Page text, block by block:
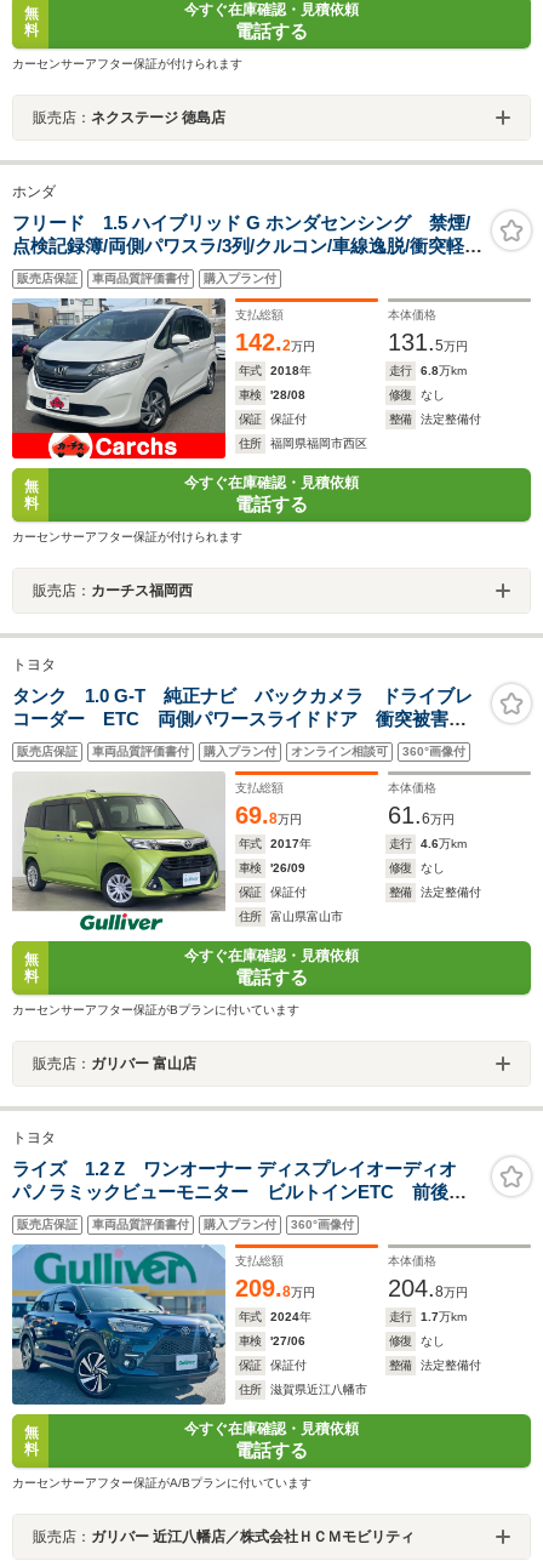
無
料
今すぐ在庫確認・見積依頼
電話する
カーセンサーアフター保証が付けられます
販売店： ネクステージ 徳島店
ホンダ
フリード 1.5 ハイブリッド G ホンダセンシング 禁煙/
点検記録簿/両側パワスラ/3列/クルコン/車線逸脱/衝突軽
減/Bカメ/ドラレコ/ETC/LED
販売店保証 車両品質評価書付 購入プラン付
支払総額
142.2万円
本体価格
131.5万円
年式
2018年 走行 6.8万km
車検
'28/08 修復
なし
保証
保証付 整備
法定整備付
住所
福岡県福岡市西区
無
料
今すぐ在庫確認・見積依頼
電話する
カーセンサーアフター保証が付けられます
販売店： カーチス福岡西
トヨタ
タンク 1.0 G-T 純正ナビ バックカメラ ドライブレ
コーダー ETC 両側パワースライドドア 衝突被害軽
減システム 横滑り防止装置 アイドリングストップ
オートハロゲンライト フォグライト ステアリングス
イッチ AAC
販売店保証 車両品質評価書付 購入プラン付 オンライン相談可 360°画像付
支払総額
69.8万円
本体価格
61.6万円
年式
2017年 走行 4.6万km
車検
'26/09 修復
なし
保証
保証付 整備
法定整備付
住所
富山県富山市
無
料
今すぐ在庫確認・見積依頼
電話する
カーセンサーアフター保証がBプランに付いています
販売店： ガリバー 富山店
トヨタ
ライズ 1.2 Z ワンオーナー ディスプレイオーディオ
パノラミックビューモニター ビルトインETC 前後ド
ライブレコーダー ブラインドスポットモニター 当店
買取 ガリバー3ヶ月保証 カーセンサー認定検査済車両 修
復歴無
販売店保証 車両品質評価書付 購入プラン付 360°画像付
支払総額
209.8万円
本体価格
204.8万円
年式
2024年 走行 1.7万km
車検
'27/06 修復
なし
保証
保証付 整備
法定整備付
住所
滋賀県近江八幡市
無
料
今すぐ在庫確認・見積依頼
電話する
カーセンサーアフター保証がA/Bプランに付いています
販売店： ガリバー 近江八幡店／株式会社ＨＣＭモビリティ